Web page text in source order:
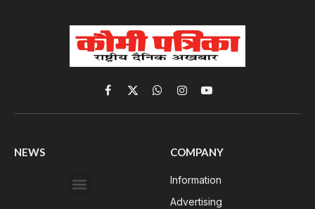
Facebook
X
(Twitter)
WhatsApp
InstagramYouTube
NEWS COMPANY
Information
Advertising